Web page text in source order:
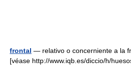
frontal — relativo o concerniente a la
[véase http://www.iqb.es/diccio/h/